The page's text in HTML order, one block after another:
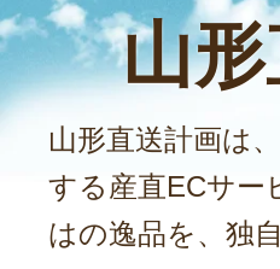
山
山形直送計画は
する産直ECサー
はの逸品を、独